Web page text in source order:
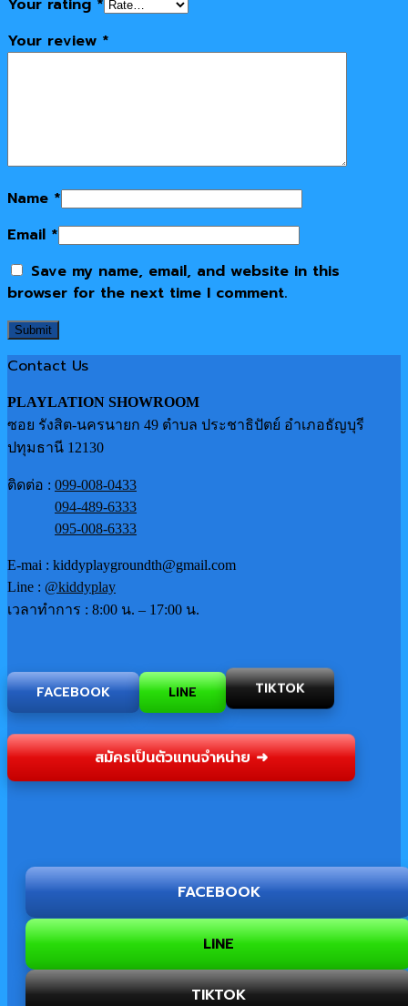
Your review *
Name *
Email *
Save my name, email, and website in this
browser for the next time I comment.
Contact Us
PLAYLATION SHOWROOM
ซอย รังสิต-นครนายก 49 ตำบล ประชาธิปัตย์ อำเภอธัญบุรี
ปทุมธานี 12130
ติดต่อ : 099-008-0433
094-489-6333
095-008-6333
E-mai : kiddyplaygroundth@gmail.com
Line : @kiddyplay
เวลาทำการ : 8:00 น. – 17:00 น.
FACEBOOK LINE TIKTOK
สมัครเป็นตัวแทนจำหน่าย ➜
FACEBOOK
LINE
TIKTOK